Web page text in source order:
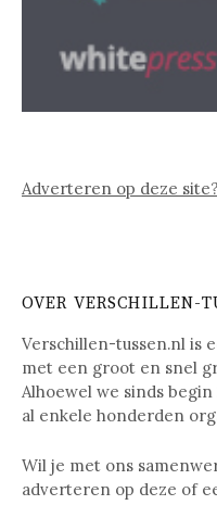
Adverteren op deze
OVER VERSCHILLEN-
Verschillen-tussen.nl is
met een groot en snel
Alhoewel we sinds
al enkele honderden
Wil je met ons
adverteren op deze of